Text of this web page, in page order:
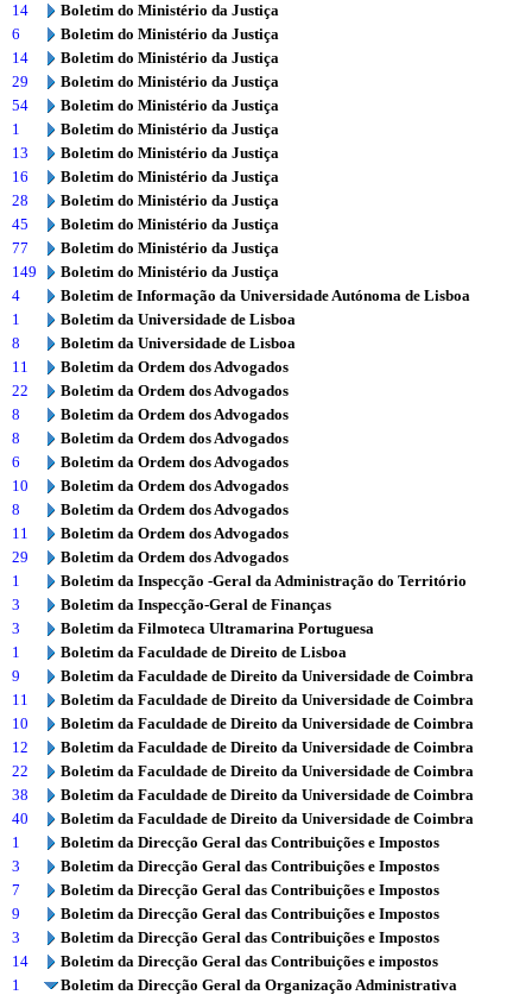
14
Boletim do Ministério da Justiça
6
Boletim do Ministério da Justiça
14
Boletim do Ministério da Justiça
29
Boletim do Ministério da Justiça
54
Boletim do Ministério da Justiça
1
Boletim do Ministério da Justiça
13
Boletim do Ministério da Justiça
16
Boletim do Ministério da Justiça
28
Boletim do Ministério da Justiça
45
Boletim do Ministério da Justiça
77
Boletim do Ministério da Justiça
149
Boletim do Ministério da Justiça
4
Boletim de Informação da Universidade Autónoma de Lisboa
1
Boletim da Universidade de Lisboa
8
Boletim da Universidade de Lisboa
11
Boletim da Ordem dos Advogados
22
Boletim da Ordem dos Advogados
8
Boletim da Ordem dos Advogados
8
Boletim da Ordem dos Advogados
6
Boletim da Ordem dos Advogados
10
Boletim da Ordem dos Advogados
8
Boletim da Ordem dos Advogados
11
Boletim da Ordem dos Advogados
29
Boletim da Ordem dos Advogados
1
Boletim da Inspecção -Geral da Administração do Território
3
Boletim da Inspecção-Geral de Finanças
3
Boletim da Filmoteca Ultramarina Portuguesa
1
Boletim da Faculdade de Direito de Lisboa
9
Boletim da Faculdade de Direito da Universidade de Coimbra
11
Boletim da Faculdade de Direito da Universidade de Coimbra
10
Boletim da Faculdade de Direito da Universidade de Coimbra
12
Boletim da Faculdade de Direito da Universidade de Coimbra
22
Boletim da Faculdade de Direito da Universidade de Coimbra
38
Boletim da Faculdade de Direito da Universidade de Coimbra
40
Boletim da Faculdade de Direito da Universidade de Coimbra
1
Boletim da Direcção Geral das Contribuições e Impostos
3
Boletim da Direcção Geral das Contribuições e Impostos
7
Boletim da Direcção Geral das Contribuições e Impostos
9
Boletim da Direcção Geral das Contribuições e Impostos
3
Boletim da Direcção Geral das Contribuições e Impostos
14
Boletim da Direcção Geral das Contribuições e impostos
1
Boletim da Direcção Geral da Organização Administrativa